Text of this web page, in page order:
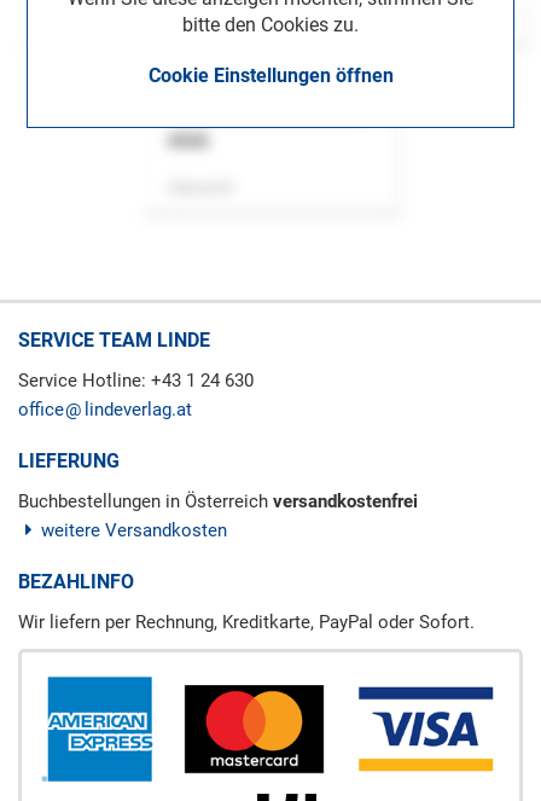
bitte den Cookies zu.
Cookie Einstellungen öffnen
SERVICE TEAM LINDE
Service Hotline: +43 1 24 630
office
lindeverlag.at
LIEFERUNG
Buchbestellungen in Österreich versandkostenfrei
weitere Versandkosten
BEZAHLINFO
Wir liefern per Rechnung, Kreditkarte, PayPal oder Sofort.